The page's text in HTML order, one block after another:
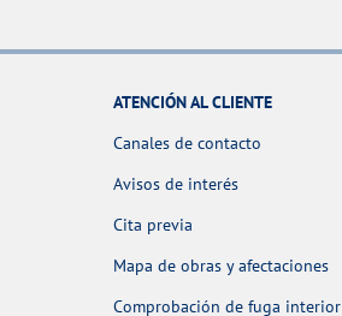
ATENCIÓN AL CLIENTE
Canales de contacto
Avisos de interés
Cita previa
Mapa de obras y afectaciones
Comprobación de fuga interior